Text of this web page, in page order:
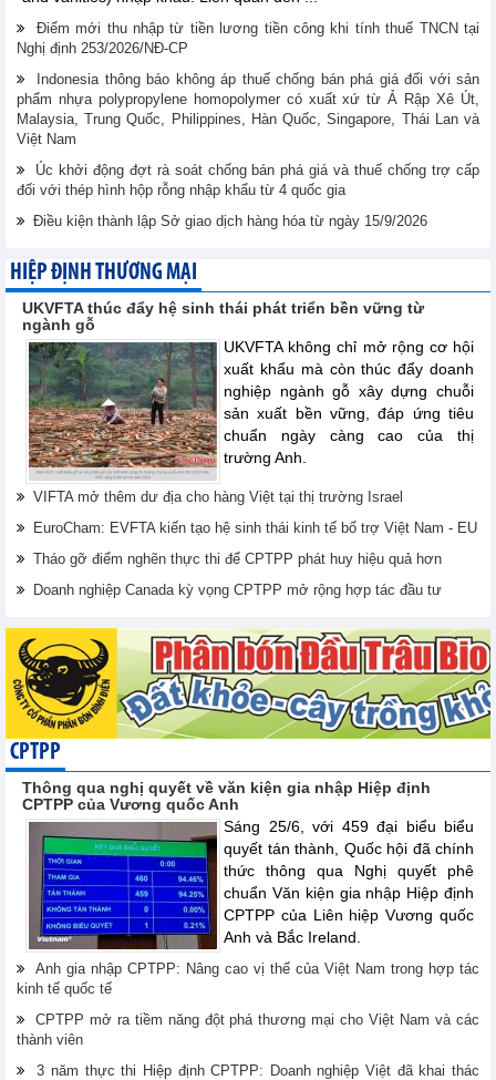
Điểm mới thu nhập từ tiền lương tiền công khi tính thuế TNCN tại
Nghị định 253/2026/NĐ-CP
Indonesia thông báo không áp thuế chống bán phá giá đối với sản
phẩm nhựa polypropylene homopolymer có xuất xứ từ Ả Rập Xê Út,
Malaysia, Trung Quốc, Philippines, Hàn Quốc, Singapore, Thái Lan và
Việt Nam
Úc khởi động đợt rà soát chống bán phá giá và thuế chống trợ cấp
đối với thép hình hộp rỗng nhập khẩu từ 4 quốc gia
Điều kiện thành lập Sở giao dịch hàng hóa từ ngày 15/9/2026
HIỆP ĐỊNH THƯƠNG MẠI
UKVFTA thúc đẩy hệ sinh thái phát triển bền vững từ
ngành gỗ
UKVFTA không chỉ mở rộng cơ hội
xuất khẩu mà còn thúc đẩy doanh
nghiệp ngành gỗ xây dựng chuỗi
sản xuất bền vững, đáp ứng tiêu
chuẩn ngày càng cao của thị
trường Anh.
VIFTA mở thêm dư địa cho hàng Việt tại thị trường Israel
EuroCham: EVFTA kiến tạo hệ sinh thái kinh tế bổ trợ Việt Nam - EU
Tháo gỡ điểm nghẽn thực thi để CPTPP phát huy hiệu quả hơn
Doanh nghiệp Canada kỳ vọng CPTPP mở rộng hợp tác đầu tư
CPTPP
Thông qua nghị quyết về văn kiện gia nhập Hiệp định
CPTPP của Vương quốc Anh
Sáng 25/6, với 459 đại biểu biểu
quyết tán thành, Quốc hội đã chính
thức thông qua Nghị quyết phê
chuẩn Văn kiện gia nhập Hiệp định
CPTPP của Liên hiệp Vương quốc
Anh và Bắc Ireland.
Anh gia nhập CPTPP: Nâng cao vị thế của Việt Nam trong hợp tác
kinh tế quốc tế
CPTPP mở ra tiềm năng đột phá thương mại cho Việt Nam và các
thành viên
3 năm thực thi Hiệp định CPTPP: Doanh nghiệp Việt đã khai thác